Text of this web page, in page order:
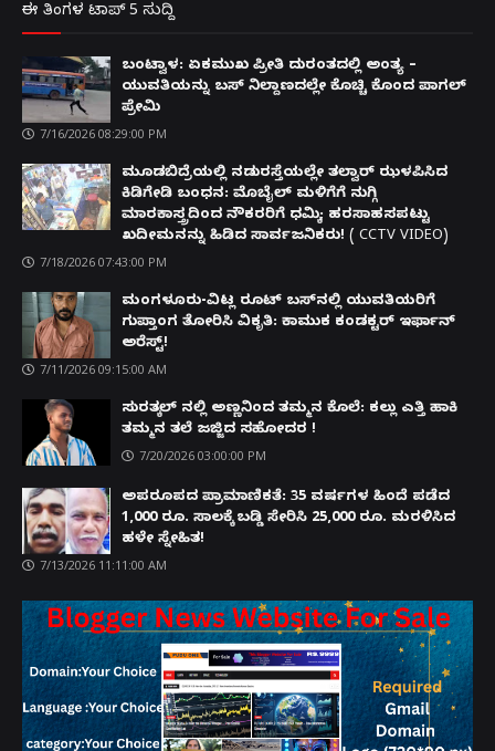
ಈ ತಿಂಗಳ ಟಾಪ್ 5 ಸುದ್ದಿ
ಬಂಟ್ವಾಳ: ಏಕಮುಖ ಪ್ರೀತಿ ದುರಂತದಲ್ಲಿ ಅಂತ್ಯ –
ಯುವತಿಯನ್ನು ಬಸ್ ನಿಲ್ದಾಣದಲ್ಲೇ ಕೊಚ್ಚಿ ಕೊಂದ ಪಾಗಲ್
ಪ್ರೇಮಿ
7/16/2026 08:29:00 PM
ಮೂಡಬಿದ್ರೆಯಲ್ಲಿ ನಡುರಸ್ತೆಯಲ್ಲೇ ತಲ್ವಾರ್ ಝಳಪಿಸಿದ
ಕಿಡಿಗೇಡಿ ಬಂಧನ: ಮೊಬೈಲ್ ಮಳಿಗೆಗೆ ನುಗ್ಗಿ
ಮಾರಕಾಸ್ತ್ರದಿಂದ ನೌಕರರಿಗೆ ಧಮ್ಕಿ; ಹರಸಾಹಸಪಟ್ಟು
ಖದೀಮನನ್ನು ಹಿಡಿದ ಸಾರ್ವಜನಿಕರು! ( CCTV VIDEO)
7/18/2026 07:43:00 PM
ಮಂಗಳೂರು-ವಿಟ್ಲ ರೂಟ್ ಬಸ್‌ನಲ್ಲಿ ಯುವತಿಯರಿಗೆ
ಗುಪ್ತಾಂಗ ತೋರಿಸಿ ವಿಕೃತಿ: ಕಾಮುಕ ಕಂಡಕ್ಟರ್ ಇರ್ಫಾನ್
ಅರೆಸ್ಟ್!
7/11/2026 09:15:00 AM
ಸುರತ್ಕಲ್ ನಲ್ಲಿ ಅಣ್ಣನಿಂದ ತಮ್ಮನ ಕೊಲೆ: ಕಲ್ಲು ಎತ್ತಿ ಹಾಕಿ
ತಮ್ಮನ ತಲೆ ಜಜ್ಜಿದ ಸಹೋದರ !
7/20/2026 03:00:00 PM
ಅಪರೂಪದ ಪ್ರಾಮಾಣಿಕತೆ: 35 ವರ್ಷಗಳ ಹಿಂದೆ ಪಡೆದ
1,000 ರೂ. ಸಾಲಕ್ಕೆ ಬಡ್ಡಿ ಸೇರಿಸಿ 25,000 ರೂ. ಮರಳಿಸಿದ
ಹಳೇ ಸ್ನೇಹಿತ!
7/13/2026 11:11:00 AM